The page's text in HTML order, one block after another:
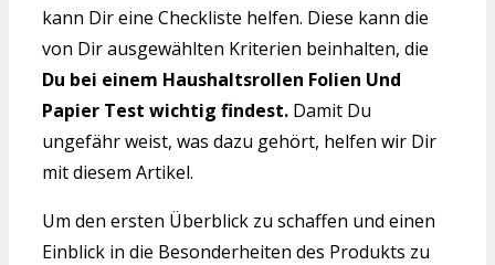
kann Dir eine Checkliste helfen. Diese kann die
von Dir ausgewählten Kriterien beinhalten, die
Du bei einem Haushaltsrollen Folien Und
Papier Test wichtig findest. Damit Du
ungefähr weist, was dazu gehört, helfen wir Dir
mit diesem Artikel.
Um den ersten Überblick zu schaffen und einen
Einblick in die Besonderheiten des Produkts zu